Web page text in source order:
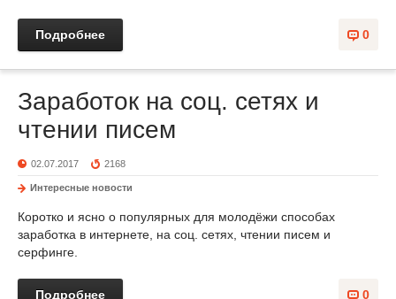
0
Подробнее
Заработок на соц. сетях и
чтении писем
02.07.2017 2168
Интересные новости
Коротко и ясно о популярных для молодёжи способах
заработка в интернете, на соц. сетях, чтении писем и
серфинге.
0
Подробнее